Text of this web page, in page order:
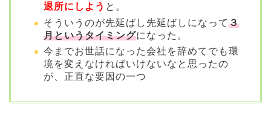
退所にしよう と。
そういうのが先延ばし先延ばしになって３
月というタイミングになった。
今までお世話になった会社を辞めてでも環
境を変えなければいけないなと思ったの
が、正直な要因の一つ